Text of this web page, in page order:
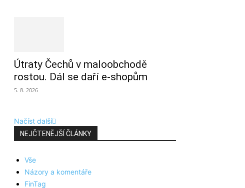
Útraty Čechů v maloobchodě
rostou. Dál se daří e-shopům
5. 8. 2026
Načíst další
NEJČTENĚJŠÍ ČLÁNKY
Vše
Názory a komentáře
FinTag